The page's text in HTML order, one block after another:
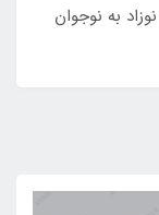
به نوجوان